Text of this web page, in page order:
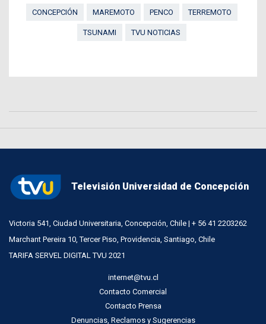
CONCEPCIÓN
MAREMOTO PENCO TERREMOTO
TSUNAMI TVU NOTICIAS
Televisión Universidad de Concepción
Victoria 541, Ciudad Universitaria, Concepción, Chile | + 56 41 2203262
Marchant Pereira 10, Tercer Piso, Providencia, Santiago, Chile
TARIFA SERVEL DIGITAL TVU 2021
internet@tvu.cl
Contacto Comercial
Contacto Prensa
Denuncias, Reclamos y Sugerencias